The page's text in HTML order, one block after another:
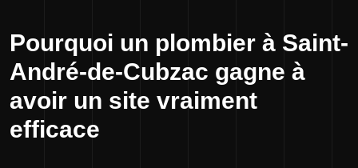
Pourquoi un plombier à Saint-
André-de-Cubzac gagne à
avoir un site vraiment
efficace